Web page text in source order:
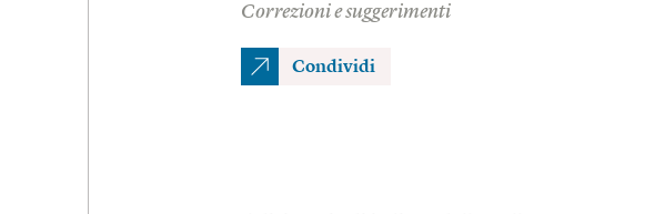
Correzioni e suggerimenti
Condividi